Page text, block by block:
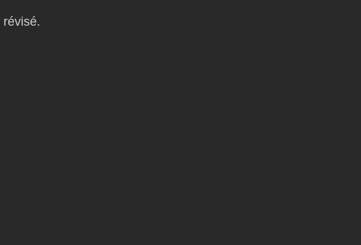
Open 7.50
révisé.